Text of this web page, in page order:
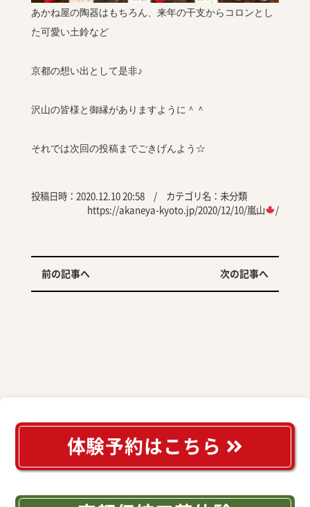
体験予約はこちら
あかね屋の陶器はもちろん、来年の干支からコロンとし
た可愛い土鈴など
京都の想い出として是非♪
沢山の皆様と御縁がありますように＾＾
それでは次回の投稿までごきげんよう☆
投稿日時：2020.12.10 20:58 / カテゴリ名： 未分類
https://akaneya-kyoto.jp/2020/12/10/嵐山
/
前の記事へ 次の記事へ